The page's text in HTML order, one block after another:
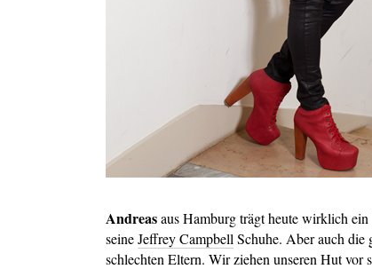
Andreasaus Hamburg trägt heute wirklich
seineJeffrey Campbell Schuhe. Aber auch die
schlechten Eltern. Wir ziehen unseren Hut